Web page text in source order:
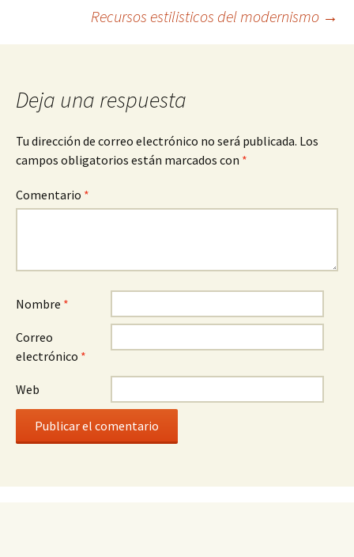
de
entradas
Recursos estilisticos del modernismo →
Deja una respuesta
Tu dirección de correo electrónico no será publicada. Los
campos obligatorios están marcados con *
Comentario *
Nombre *
Correo
electrónico *
Web